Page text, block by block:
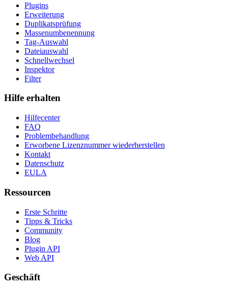
Plugins
Erweiterung
Duplikatsprüfung
Massenumbenennung
Tag-Auswahl
Dateiauswahl
Schnellwechsel
Inspektor
Filter
Hilfe erhalten
Hilfecenter
FAQ
Problembehandlung
Erworbene Lizenznummer wiederherstellen
Kontakt
Datenschutz
EULA
Ressourcen
Erste Schritte
Tipps & Tricks
Community
Blog
Plugin API
Web API
Geschäft